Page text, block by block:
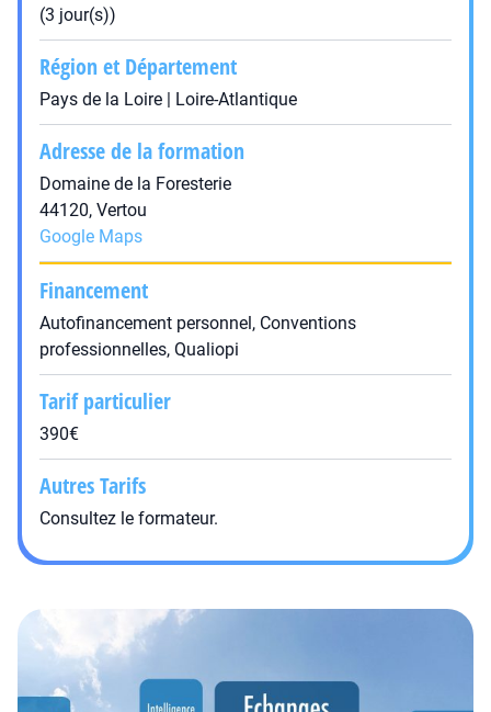
(3 jour(s))
Région et Département
Pays de la Loire | Loire-Atlantique
Adresse de la formation
Domaine de la Foresterie
44120, Vertou
Google Maps
Financement
Autofinancement personnel, Conventions
professionnelles, Qualiopi
Tarif particulier
390€
Autres Tarifs
Consultez le formateur.